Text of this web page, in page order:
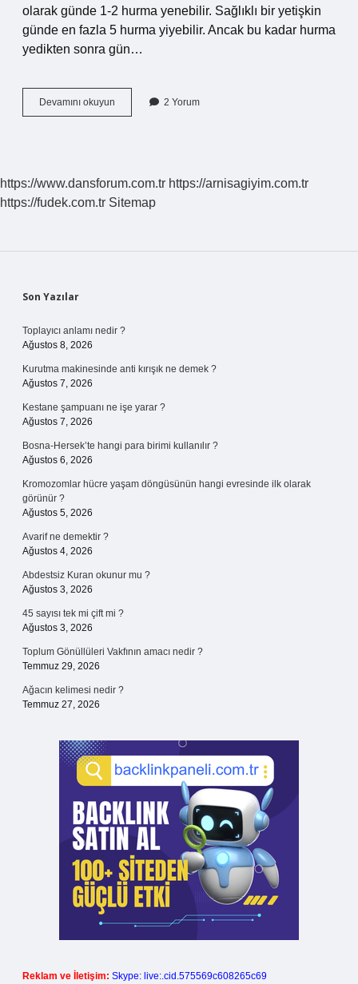
olarak günde 1-2 hurma yenebilir. Sağlıklı bir yetişkin
günde en fazla 5 hurma yiyebilir. Ancak bu kadar hurma
yedikten sonra gün…
Devamını okuyun
Hurmada
2 Yorum
https://www.dansforum.com.tr https://arnisagiyim.com.tr
https://fudek.com.tr Sitemap
Sidebar
Son Yazılar
Toplayıcı anlamı nedir ?
Ağustos 8, 2026
Kurutma makinesinde anti kırışık ne demek ?
Ağustos 7, 2026
Kestane şampuanı ne işe yarar ?
Ağustos 7, 2026
Bosna-Hersek’te hangi para birimi kullanılır ?
Ağustos 6, 2026
Kromozomlar hücre yaşam döngüsünün hangi evresinde ilk olarak
görünür ?
Ağustos 5, 2026
Avarif ne demektir ?
Ağustos 4, 2026
Abdestsiz Kuran okunur mu ?
Ağustos 3, 2026
45 sayısı tek mi çift mi ?
Ağustos 3, 2026
Toplum Gönüllüleri Vakfının amacı nedir ?
Temmuz 29, 2026
Ağacın kelimesi nedir ?
Temmuz 27, 2026
Reklam ve İletişim: Skype: live:.cid.575569c608265c69